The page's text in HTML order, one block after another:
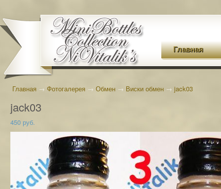
Главная
Главная → Фотогалерея → Обмен → Виски обмен → jack03
jack03
450 руб.